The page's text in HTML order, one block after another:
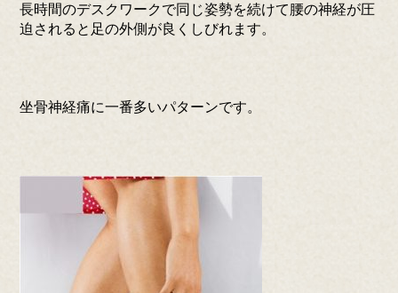
長時間のデスクワークで同じ姿勢を続けて腰の神経が圧
迫されると足の外側が良くしびれます。
坐骨神経痛に一番多いパターンです。